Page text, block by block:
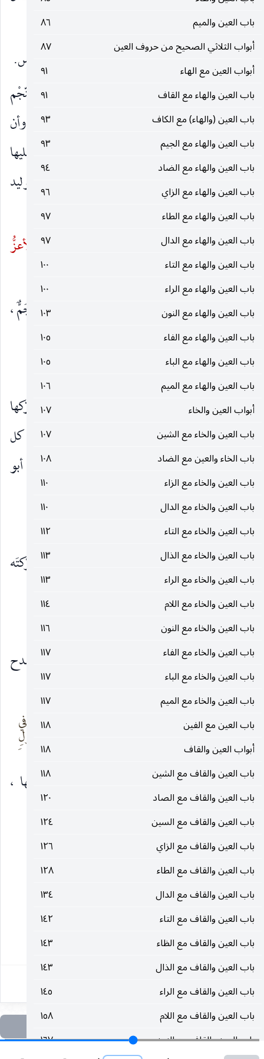
باب العين والميم
٨٦
أبواب الثلاثي الصحيح من حروف العين
٨٧
أبواب العين مع الهاء
٩١
باب العين والهاء مع القاف
٩١
باب العين (والهاء) مع الكاف
٩٣
باب العين والهاء مع الجيم
٩٣
باب العين والهاء مع الضاد
٩٤
باب العين والهاء مع الزاي
٩٦
باب العين والهاء مع الطاء
٩٧
باب العين والهاء مع الدال
٩٧
باب العين والهاء مع التاء
١٠٠
باب العين والهاء مع الراء
١٠٠
باب العين والهاء مع النون
١٠٣
باب العين والهاء مع الفاء
١٠٥
باب العين والهاء مع الباء
١٠٥
باب العين والهاء مع الميم
١٠٦
أبواب العين والخاء
١٠٧
باب العين والخاء مع الشين
١٠٧
باب الخاء والعين مع الضاد
١٠٨
باب العين والخاء مع الزاء
١١٠
باب العين والخاء مع الدال
١١٠
باب العين والخاء مع التاء
١١٢
باب العين والخاء مع الذال
١١٣
باب العين والخاء مع الراء
١١٣
باب العين والخاء مع اللام
١١٤
باب العين والخاء مع النون
١١٦
باب العين والخاء مع الفاء
١١٧
باب العين والخاء مع الباء
١١٧
باب العين والخاء مع الميم
١١٧
باب العين مع الفين
١١٨
أبواب العين والقاف
١١٨
باب العين والقاف مع الشين
١١٨
باب العين والقاف مع الصاد
١٢٠
باب العين والقاف مع السين
١٢٤
باب العين والقاف مع الزاي
١٢٦
باب العين والقاف مع الطاء
١٢٨
باب العين والقاف مع الدال
١٣٤
باب العين والقاف مع التاء
١٤٢
باب العين والقاف مع الظاء
١٤٣
باب العين والقاف مع الذال
١٤٣
باب العين والقاف مع الراء
١٤٥
باب العين والقاف مع اللام
١٥٨
باب العين والقاف مع النون
١٦٧
ويقالعَزُزتالناقة ، إذا ضاق إحليلُها ولها لبنٌ كثير.
قلت : أظهر التضعيف في
عَزُزت
، وليس ذلك بقياس.
وقول الله جلّ وعزّ:
)[النّجْم
: ١٩] جاء في التفسير أن اللاتَ صنَم كان لثقيف ، وأن
العُزَّىسمُرةٌ كانت لغطَفانَ يعبدونها ، وكانوا بنَوْا عليها
بيتاً وأقاموا لها سَدَنة ، فبعث النبي
خالد بن الوليد
إليها ، فهدم البيت وأحْرق السَّمُرة.
والعُزَّى: تأنيثالأعزّ ، مثل الكبرى والأكبر. و الأعزُّ
بمعنىالعزيز، والعُزَّى
وقال أبو زيد : يقال : إنّما فلانٌ عنزٌ
لها دَرٌّ جَمٌّ ،
إذا كان كثير المال شحيحاً و
: الضيّقة الإحليل.
وقال ابن شُميل : شاةٌ
زعّ :يقال للرِّيح الشديدة التي تقلع الأشجار وتحرّكها
تحريكاً شديداً : ريح
زَعزاع ، كل
ذلك مسموع من العرب ، والجميع
وقال أبو
ذؤيب :
وراحتْه بَلِيلٌ زَعزَعُ
وزعزعتُالشيءَ ، إذا أرَغْتَ إزالته من مُثَبَّته فحرّكتَه
تحريكاً. وقال :
لزُعزِعَ من هذا السَّريرِ جوانبُه
والزَّعزاعة: الكتيبة الكثيرة الخيل. وقال زهَيرٌ يمدح
رجلاً :
يُعطِي جزيلاً ويسمو
غير متّئدٍ بالخيل للقوم في
الزَّعزاعة الجُولِ
أراد في الكتيبة التي يتحرَّك جُلها ، أي ناحيتها ،
وتترمّز. فأضافالزعزاعة
وزعزعتالإبلَ ، إذا سُقتَها سَوْقاً عنيفاً.
وسَيرٌزَعزَعٌ: شديد.
أبو عمرو والأصمعيّ :